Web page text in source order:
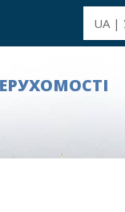
UA |